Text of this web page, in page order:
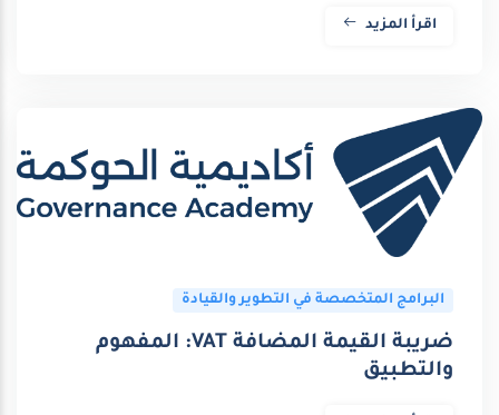
اقرأ المزيد
البرامج المتخصصة في التطوير والقيادة
ضريبة القيمة المضافة VAT: المفهوم
والتطبيق